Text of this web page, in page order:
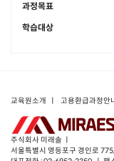
과정목표
학습대상
교육원소개 ㅣ 고용환급과정안
주식회사 미래솔 ㅣ
서울특별시 영등포구 경인로